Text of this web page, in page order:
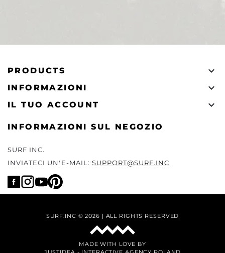
PRODUCTS 
INFORMAZIONI 
IL TUO ACCOUNT 
INFORMAZIONI SUL NEGOZIO
SURF INC.
INVIATECI UN'E-MAIL: SUPPORT@SURF.INC
SURF.INC © 2026 | ALL RIGHTS RESERVED
MADE WITH LOVE BY